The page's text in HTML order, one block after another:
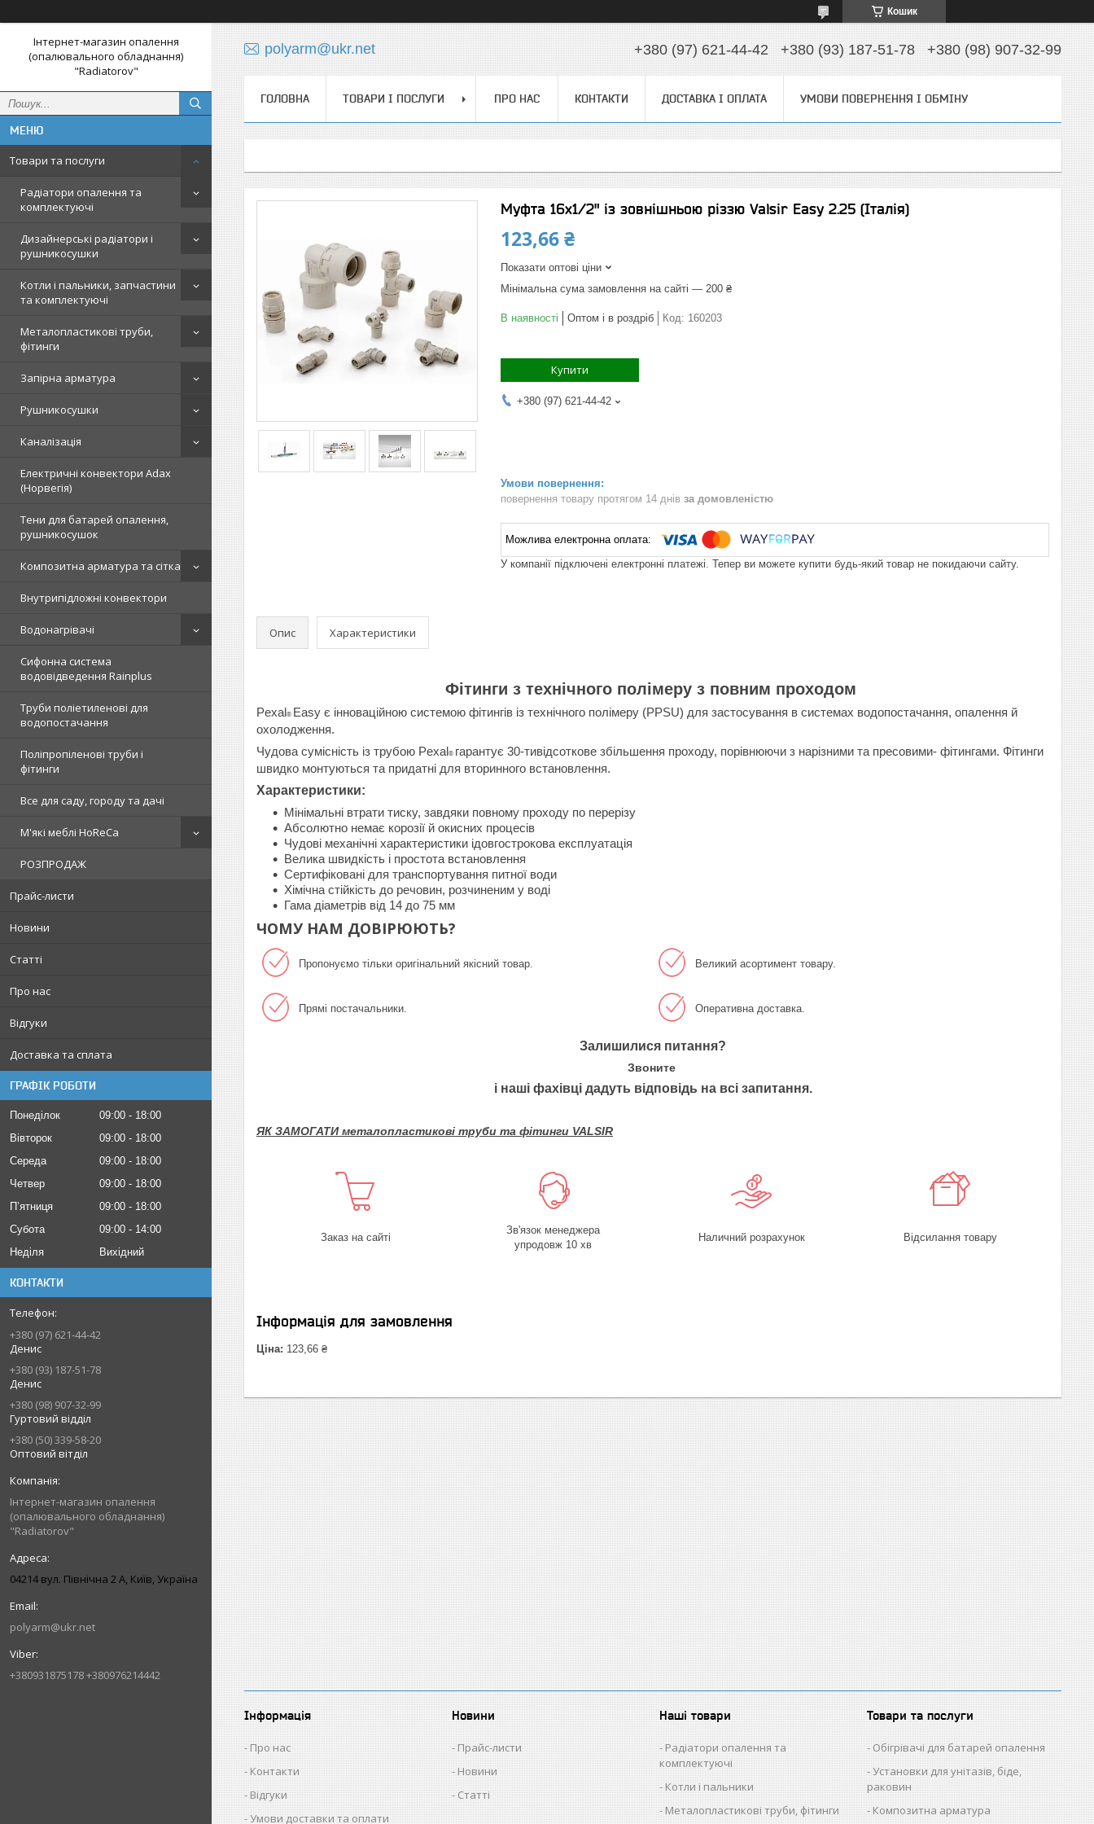
Кошик
Інтернет-магазин опалення
(опалювального обладнання)
"Radiatorov"
Товари та послуги
Радіатори опалення та
комплектуючі
Дизайнерські радіатори і
рушникосушки
Котли і пальники, запчастини
та комплектуючі
Металопластикові труби,
фітинги
Запірна арматура
Рушникосушки
Каналізація
Електричні конвектори Adax
(Норвегія)
Тени для батарей опалення,
рушникосушок
Композитна арматура та сітка
Внутрипідложні конвектори
Водонагрівачі
Сифонна система
водовідведення Rainplus
Труби поліетиленові для
водопостачання
Поліпропіленові труби і
фітинги
Все для саду, городу та дачі
М'які меблі HoReCa
РОЗПРОДАЖ
Прайс-листи
Новини
Статті
Про нас
Відгуки
Доставка та сплата
ГРАФІК РОБОТИ
Понеділок 09:00
18:00
Вівторок
09:00
18:00
Середа
09:00
18:00
Четвер
09:00
18:00
Пʼятниця
09:00
18:00
Субота
09:00
14:00
Неділя
Вихідний
КОНТАКТИ
+380 (97) 621-44-42
Денис
+380 (93) 187-51-78
Денис
+380 (98) 907-32-99
Гуртовий відділ
+380 (50) 339-58-20
Оптовий вітділ
Інтернет-магазин опалення
(опалювального обладнання)
"Radiatorov"
04214 вул. Північна 2 А, Київ, Україна
polyarm@ukr.net
+380931875178 +380976214442
polyarm@ukr.net +380 (97) 621-44-42 +380 (93) 187-51-78 +380 (98) 907-32-99
ГОЛОВНА ТОВАРИ І ПОСЛУГИ ПРО НАС КОНТАКТИ ДОСТАВКА І ОПЛАТА УМОВИ ПОВЕРНЕННЯ І ОБМІНУ
Муфта 16х1/2" із зовнішньою різзю Valsir Easy 2.25 (Італія)
123,66 ₴
Показати оптові ціни
Мінімальна сума замовлення на сайті — 200 ₴
В наявності Оптом і в роздріб Код: 160203
Купити
+380 (97) 621-44-42
повернення товару протягом 14 днів за домовленістю
У компанії підключені електронні платежі. Тепер ви можете купити будь-який товар не покидаючи сайту.
Опис Характеристики
Фітинги з технічного полімеру з повним проходом
Pexal ® Easy є інноваційною системою фітингів із технічного полімеру (PPSU) для застосування в системах водопостачання, опалення й
охолодження.
Чудова сумісність із трубою Pexal ® гарантує 30-тивідсоткове збільшення проходу, порівнюючи з нарізними та пресовими- фітингами. Фітинги
швидко монтуються та придатні для вторинного встановлення.
Характеристики:
Мінімальні втрати тиску, завдяки повному проходу по перерізу
Абсолютно немає корозії й окисних процесів
Чудові механічні характеристики ідовгострокова експлуатація
Велика швидкість і простота встановлення
Сертифіковані для транспортування питної води
Хімічна стійкість до речовин, розчиненим у воді
Гама діаметрів від 14 до 75 мм
ЧОМУ НАМ ДОВІРЮЮТЬ?
Пропонуємо тільки оригінальний якісний товар. Великий асортимент товару.
Прямі постачальники. Оперативна доставка.
Залишилися питання?
Звоните
і наші фахівці дадуть відповідь на всі запитання.
ЯК ЗАМОГАТИ металопластикові труби та фітинги VALSIR
Заказ на сайті
Зв'язок менеджера
упродовж 10 хв
Наличний розрахунок Відсилання товару
Інформація для замовлення
Ціна: 123,66 ₴
Інформація
Про нас
Контакти
Відгуки
Умови доставки та оплати
Новини
Прайс-листи
Новини
Статті
Наші товари
Радіатори опалення та
комплектуючі
Котли і пальники
Металопластикові труби, фітинги
Товари та послуги
Обігрівачі для батарей опалення
Установки для унітазів, біде,
раковин
Композитна арматура